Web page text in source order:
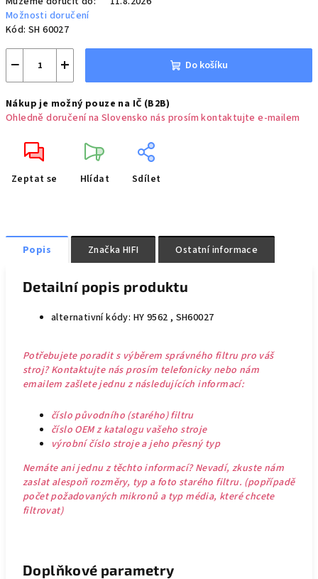
Možnosti doručení
Kód: SH 60027
+
− Do košíku
Nákup je možný pouze na IČ (B2B)
Ohledně doručení na Slovensko nás prosím kontaktujte e-mailem
Zeptat se Hlídat Sdílet
Popis Značka HIFI Ostatní informace
Detailní popis produktu
alternativní kódy: HY 9562 , SH60027
Potřebujete poradit s výběrem správného filtru pro váš
stroj? Kontaktujte nás prosím telefonicky nebo nám
emailem zašlete jednu z následujících informací:
číslo původního (starého) filtru
číslo OEM z katalogu vašeho stroje
výrobní číslo stroje a jeho přesný typ
Nemáte ani jednu z těchto informací? Nevadí, zkuste nám
zaslat alespoň rozměry, typ a foto starého filtru. (popřípadě
počet požadovaných mikronů a typ média, které chcete
filtrovat)
Doplňkové parametry